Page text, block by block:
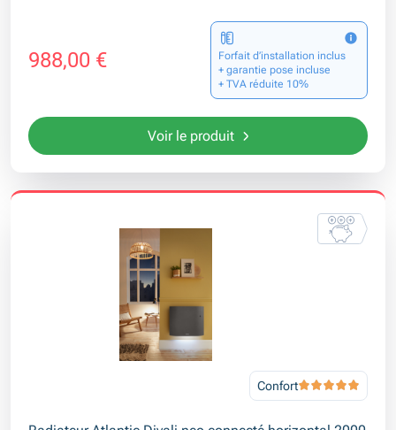
988,00 €
Forfait d’installation inclus
+ garantie pose incluse
+ TVA réduite 10%
Voir le produit
Confort